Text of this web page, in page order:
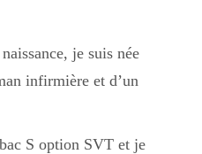
je suis née
infirmière et d’un
S option SVT et je